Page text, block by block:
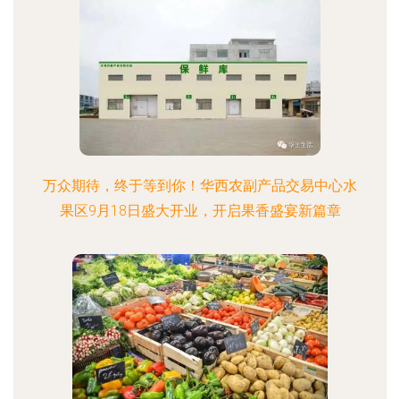
万众期待，终于等到你！华西农副产品交易中心水
果区9月18日盛大开业，开启果香盛宴新篇章